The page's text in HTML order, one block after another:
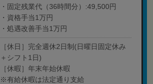
・固定残業代（36時間分）:49,500円
・資格手当1万円
・処遇改善手当1万円
［休日］完全週休2日制(日曜日固定休み
＋シフト1日)
［休暇］年末年始休暇
※有給休暇は法定通り支給